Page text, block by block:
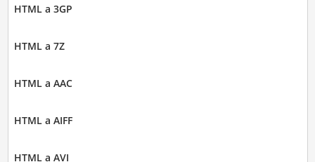
HTML a 3GP
HTML a 7Z
HTML a AAC
HTML a AIFF
HTML a AVI